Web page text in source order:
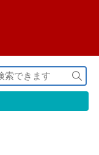
検
索